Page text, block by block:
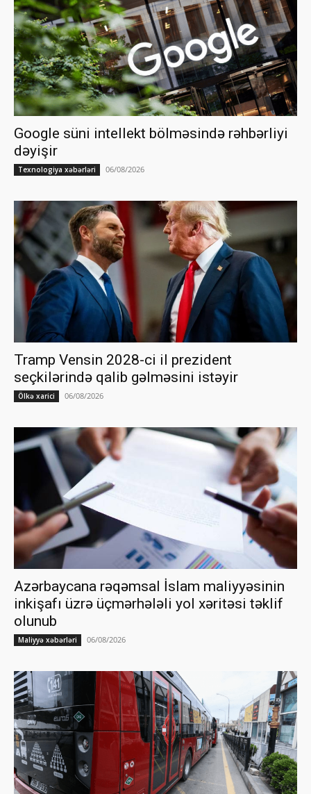
Google süni intellekt bölməsində rəhbərliyi
dəyişir
Texnologiya xəbərləri 06/08/2026
Tramp Vensin 2028-ci il prezident
seçkilərində qalib gəlməsini istəyir
Ölkə xarici 06/08/2026
Azərbaycana rəqəmsal İslam maliyyəsinin
inkişafı üzrə üçmərhələli yol xəritəsi təklif
olunub
Maliyyə xəbərləri 06/08/2026